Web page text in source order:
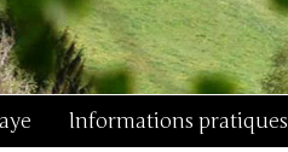
Informations pratiques